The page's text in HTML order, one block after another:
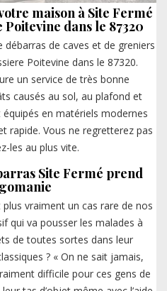
maison à Site Fermé
dans le 87320
débarras de caves et de greniers
Poitevine dans le 87320.
un service de très bonne
causés au sol, au plafond et
en matériels modernes
rapide. Vous ne regretterez pas
les au plus vite.
Site Fermé prend
vraiment un cas rare de nos
qui va pousser les malades à
de toutes sortes dans leur
? « On ne sait jamais,
difficile pour ces gens de